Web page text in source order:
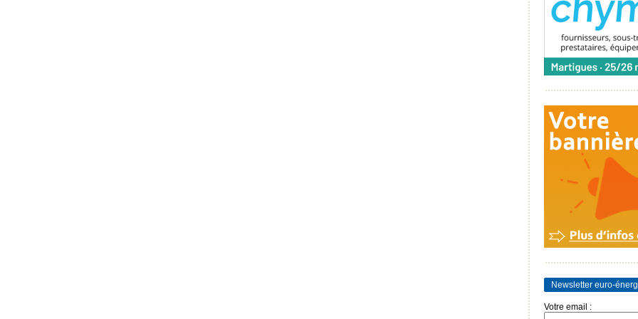
Newsletter euro-
Votre email :